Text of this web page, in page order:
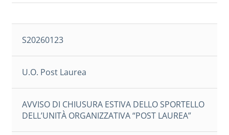
S20260123
U.O. Post Laurea
AVVISO DI CHIUSURA ESTIVA DELLO SPORTELLO
DELL’UNITÀ ORGANIZZATIVA “POST LAUREA”